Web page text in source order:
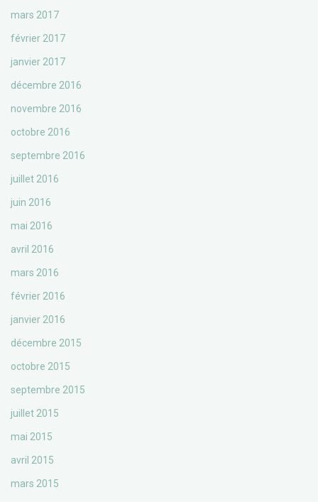
mars 2017
février 2017
janvier 2017
décembre 2016
novembre 2016
octobre 2016
septembre 2016
juillet 2016
juin 2016
mai 2016
avril 2016
mars 2016
février 2016
janvier 2016
décembre 2015
octobre 2015
septembre 2015
juillet 2015
mai 2015
avril 2015
mars 2015